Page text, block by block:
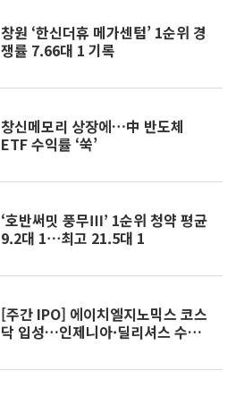
창원 ‘한신더휴 메가센텀’ 1순위 경
쟁률 7.66대 1 기록
창신메모리 상장에…中 반도체
ETF 수익률 ‘쑥’
‘호반써밋 풍무Ⅲ’ 1순위 청약 평균
9.2대 1⋯최고 21.5대 1
[주간 IPO] 에이치엘지노믹스 코스
닥 입성…인제니아·딜리셔스 수요